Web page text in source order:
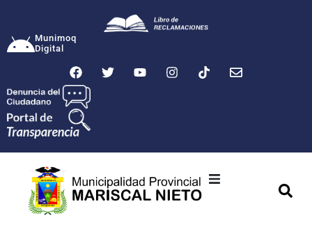
Munimoq
Digital